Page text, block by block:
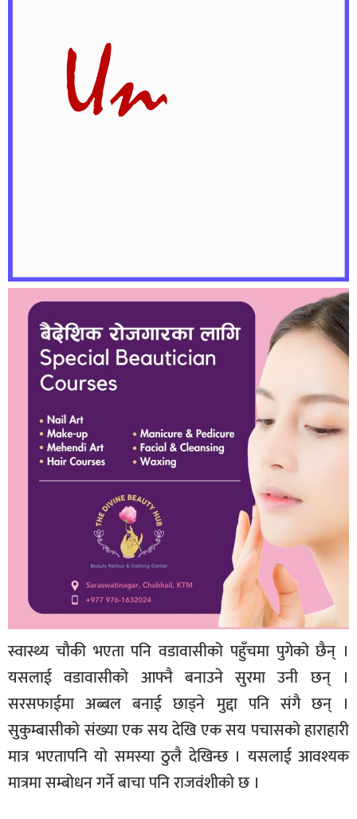
स्वास्थ्य चौकी भएता पनि वडावासीको पहुँचमा पुगेको छैन् ।
यसलाई वडावासीको आफ्नै बनाउने सुरमा उनी छन् ।
सरसफाईमा अब्बल बनाई छाड्ने मुद्दा पनि संगै छन् ।
सुकुम्बासीको संख्या एक सय देखि एक सय पचासको हाराहारी
मात्र भएतापनि यो समस्या ठुलै देखिन्छ । यसलाई आवश्यक
मात्रमा सम्बोधन गर्ने बाचा पनि राजवंशीको छ ।